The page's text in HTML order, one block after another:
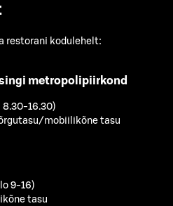
restorani kodulehelt:
metropolipiirkond
16.30)
mobiilikõne tasu
9-16)
tasu